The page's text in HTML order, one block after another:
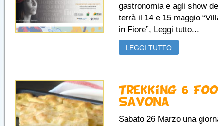
gastronomia e agli show
terrà il 14 e 15 maggio
in Fiore”, Leggi tutto...
LEGGI TUTTO
Trekking 6
Savona
Sabato 26 Marzo una